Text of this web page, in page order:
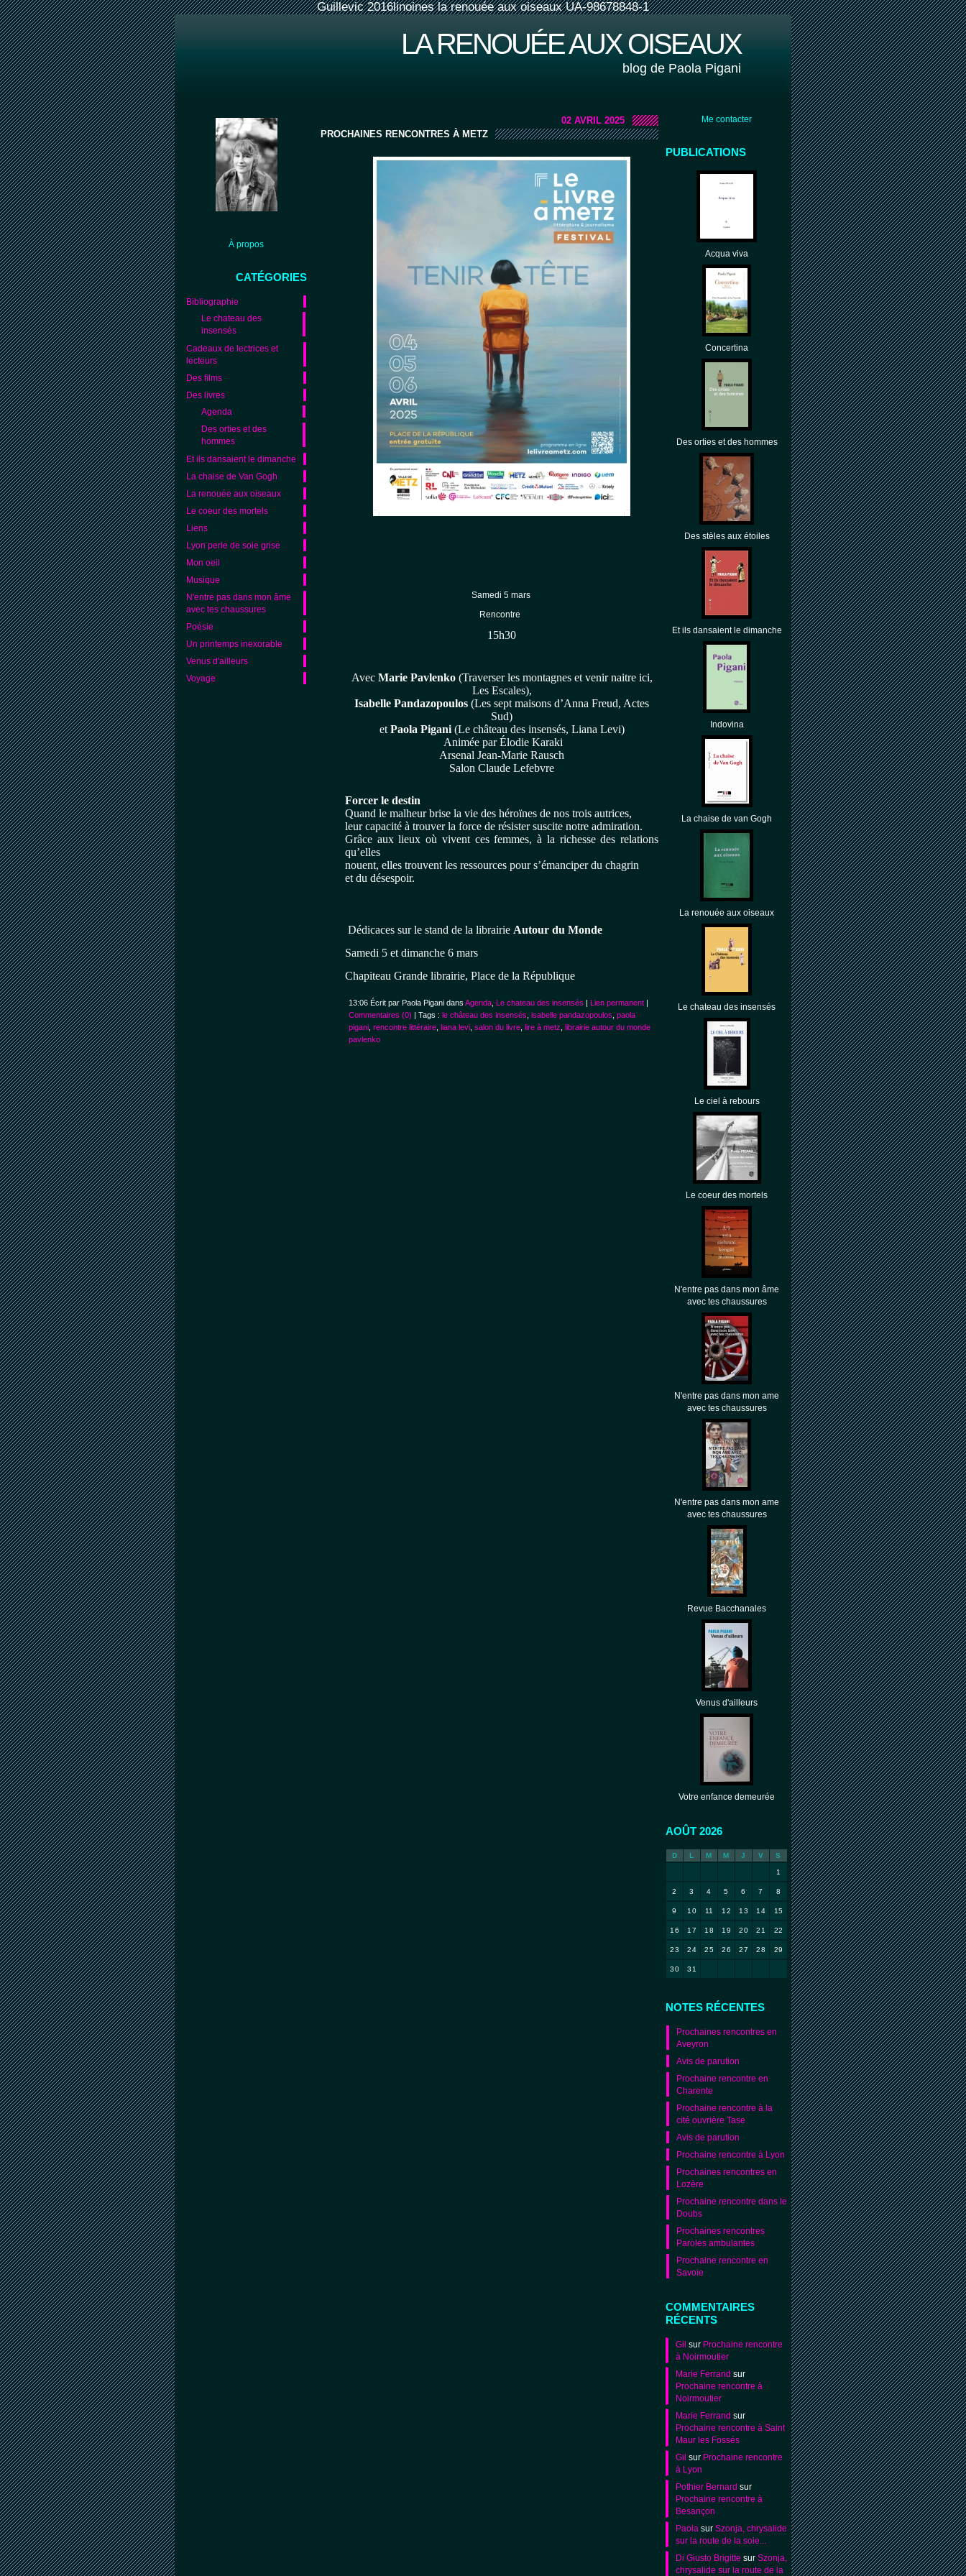
Guillevic 2016linoines la renouée aux oiseaux UA-98678848-1
LA RENOUÉE AUX OISEAUX
blog de Paola Pigani
À propos
CATÉGORIES
Bibliographie
Le chateau des
insensés
Cadeaux de lectrices et
lecteurs
Des films
Des livres
Agenda
Des orties et des
hommes
Et ils dansaient le dimanche
La chaise de Van Gogh
La renouée aux oiseaux
Le coeur des mortels
Liens
Lyon perle de soie grise
Mon oeil
Musique
N'entre pas dans mon âme
avec tes chaussures
Poésie
Un printemps inexorable
Venus d'ailleurs
Voyage
Me contacter
PUBLICATIONS
Acqua viva
Concertina
Des orties et des hommes
Des stèles aux étoiles
Et ils dansaient le dimanche
Indovina
La chaise de van Gogh
La renouée aux oiseaux
Le chateau des insensés
Le ciel à rebours
Le coeur des mortels
N'entre pas dans mon âme
avec tes chaussures
N'entre pas dans mon ame
avec tes chaussures
N'entre pas dans mon ame
avec tes chaussures
Revue Bacchanales
Venus d'ailleurs
Votre enfance demeurée
AOÛT 2026
D L M M J V S
1
2 3 4 5 6 7 8
9 10 11 12 13 14 15
16 17 18 19 20 21 22
23 24 25 26 27 28 29
30 31
NOTES RÉCENTES
Prochaines rencontres en
Aveyron
Avis de parution
Prochaine rencontre en
Charente
Prochaine rencontre à la
cité ouvrière Tase
Avis de parution
Prochaine rencontre à Lyon
Prochaines rencontres en
Lozère
Prochaine rencontre dans le
Doubs
Prochaines rencontres
Paroles ambulantes
Prochaine rencontre en
Savoie
COMMENTAIRES
RÉCENTS
Gil sur Prochaine rencontre
à Noirmoutier
Marie Ferrand sur
Prochaine rencontre à
Noirmoutier
Marie Ferrand sur
Prochaine rencontre à Saint
Maur les Fossés
Gil sur Prochaine rencontre
à Lyon
Pothier Bernard sur
Prochaine rencontre à
Besançon
Paola sur Szonja, chrysalide
sur la route de la soie...
Di Giusto Brigitte sur Szonja,
chrysalide sur la route de la
02 AVRIL 2025
PROCHAINES RENCONTRES À METZ
Samedi 5 mars
Rencontre
15h30
Avec Marie Pavlenko(Traverser les montagnes et venir naitre ici,
Les Escales),
Isabelle Pandazopoulos (Les sept maisons d’Anna Freud, Actes
Sud)
etPaola Pigani(Le château des insensés, Liana Levi)
Animée par Élodie Karaki
Arsenal Jean-Marie Rausch
Salon Claude Lefebvre
Forcer le destin
Quand le malheur brise la vie des héroïnes de nos trois autrices,
leur capacité à trouver la force de résister suscite notre admiration.
Grâce aux lieux où vivent ces femmes, à la richesse des relations
qu’elles
nouent, elles trouvent les ressources pour s’émanciper du chagrin
et du désespoir.
Dédicaces sur le stand de la librairie Autour du Monde
Samedi 5 et dimanche 6 mars
Chapiteau Grande librairie, Place de la République
13:06 Écrit par Paola Pigani dans Agenda, Le chateau des insensés Lien permanent
Commentaires (0) | Tags : le château des insensés, isabelle pandazopoulos, paola
pigani, rencontre littéraire, liana levi, salon du livre, lire à metz, librairie autour du monde
pavlenko